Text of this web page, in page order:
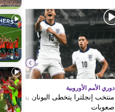
دوري الأمم الأوروبية
منتخب إنجلترا يتخطى اليونان بدون
صعوبات